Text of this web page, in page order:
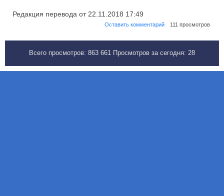
Редакция перевода от 22.11.2018 17:49
Оставить комментарий 111 просмотров
Всего просмотров: 863 661 Просмотров за сегодня: 28